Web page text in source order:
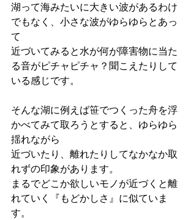
湖って海みたいに大きい波があるわけ
でもなく、小さな波がゆらゆらとあっ
て
近づいてみると水が何が障害物に当た
る音がピチャピチャ？聞こえたりして
いる感じです。
そんな湖に例えば笹でつくった舟を浮
かべてみて取ろうとすると、ゆらゆら
揺れながら
近づいたり、離れたりしてなかなか取
れずの印象があります。
まるでどこか欲しいモノが近づくと離
れていく『もどかしさ』に似ていま
す。